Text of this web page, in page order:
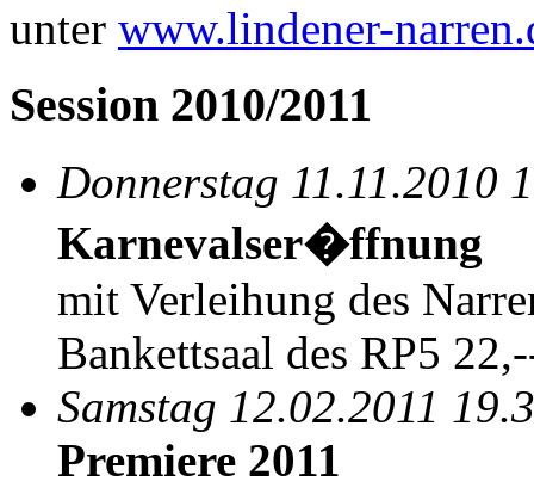
unter www.lindener-
Session 2010/2011
Donnerstag 11.11.2010
Karnevalser�ffnung
mit Verleihung des
Bankettsaal des RP5
Samstag 12.02.2011
Premiere 2011